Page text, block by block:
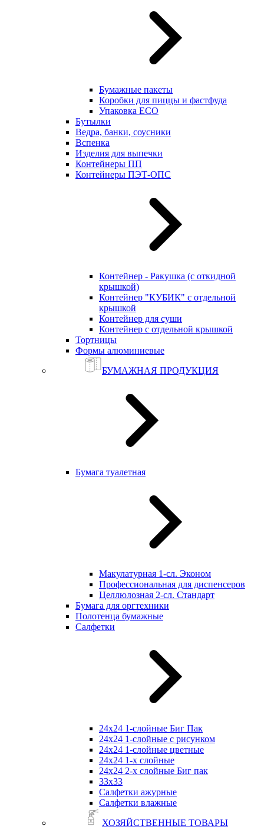
Бумажные пакеты
Коробки для пиццы и фастфуда
Упаковка ECO
Бутылки
Ведра, банки, соусники
Вспенка
Изделия для выпечки
Контейнеры ПП
Контейнеры ПЭТ-ОПС
Контейнер - Ракушка (с откидной
крышкой)
Контейнер "КУБИК" с отдельной
крышкой
Контейнер для суши
Контейнер с отдельной крышкой
Тортницы
Формы алюминиевые
БУМАЖНАЯ ПРОДУКЦИЯ
Бумага туалетная
Макулатурная 1-сл. Эконом
Профессиональная для диспенсеров
Целлюлозная 2-сл. Стандарт
Бумага для оргтехники
Полотенца бумажные
Салфетки
24х24 1-слойные Биг Пак
24х24 1-слойные с рисунком
24х24 1-слойные цветные
24х24 1-х слойные
24х24 2-х слойные Биг пак
33х33
Салфетки ажурные
Салфетки влажные
ХОЗЯЙСТВЕННЫЕ ТОВАРЫ